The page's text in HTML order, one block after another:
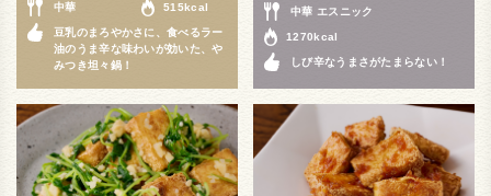
中華 515kcal
豆乳のまろやかさに、食べるラー
油のうま辛な味わいが効いた、や
みつき坦々鍋！
中華 エスニック
1270kcal
しび辛なうまさがたまらない！